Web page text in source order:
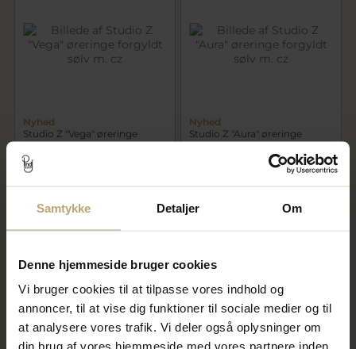
Samtykke Detaljer Om
Denne hjemmeside bruger cookies
Vi bruger cookies til at tilpasse vores indhold og
annoncer, til at vise dig funktioner til sociale medier og til
at analysere vores trafik. Vi deler også oplysninger om
din brug af vores hjemmeside med vores partnere inden
Nyhed
Studio Z "Vega" øreringe
forgyldt sølv m. cz
På lager
Nyhed
Studio Z "Aura" øreringe
forgyldt sølv m. cz